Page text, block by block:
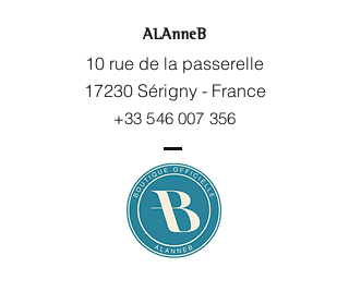
ALAnneB
10 rue de la passerelle
17230 Sérigny - France
+33 546 007 356